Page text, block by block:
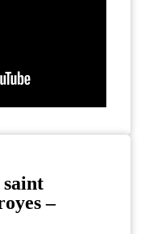
saint
–